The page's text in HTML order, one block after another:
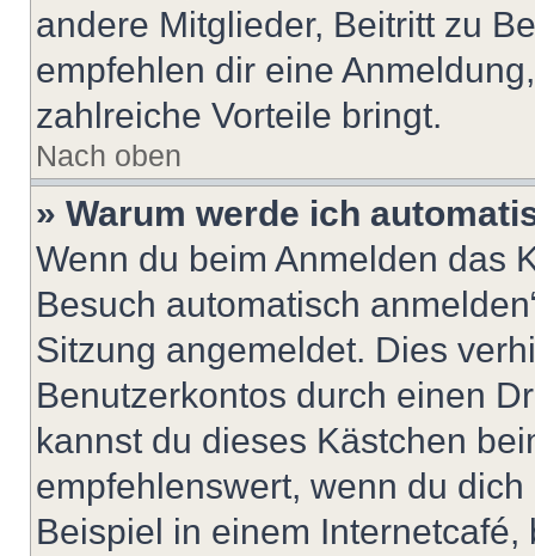
andere Mitglieder, Beitritt zu
empfehlen dir eine
zahlreiche Vorteile bringt.
Nach oben
» Warum werde ich
Wenn du beim Anmelden das
Besuch automatisch
Sitzung angemeldet. Dies
Benutzerkontos durch einen
kannst du dieses Kästchen
empfehlenswert, wenn du
Beispiel in einem